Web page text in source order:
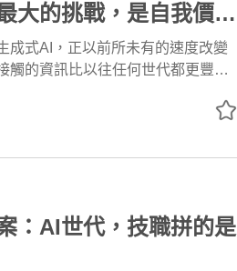
大的挑戰，是自我價值
成式AI，正以前所未有的速度改變
觸的資訊比以往任何世代都更豐
交焦慮與社會比較，也成為數位時
：AI世代，技職拼的是